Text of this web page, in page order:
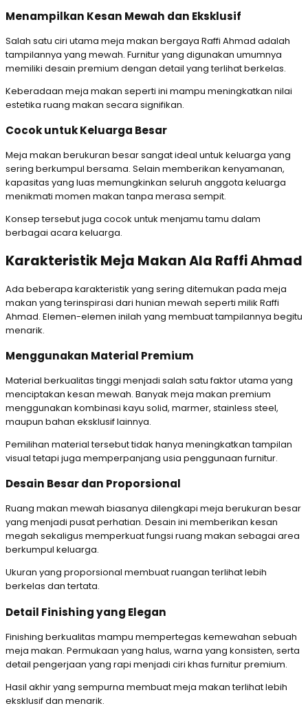
Menampilkan Kesan Mewah dan Eksklusif
Salah satu ciri utama meja makan bergaya Raffi Ahmad adalah
tampilannya yang mewah. Furnitur yang digunakan umumnya
memiliki desain premium dengan detail yang terlihat berkelas.
Keberadaan meja makan seperti ini mampu meningkatkan nilai
estetika ruang makan secara signifikan.
Cocok untuk Keluarga Besar
Meja makan berukuran besar sangat ideal untuk keluarga yang
sering berkumpul bersama. Selain memberikan kenyamanan,
kapasitas yang luas memungkinkan seluruh anggota keluarga
menikmati momen makan tanpa merasa sempit.
Konsep tersebut juga cocok untuk menjamu tamu dalam
berbagai acara keluarga.
Karakteristik Meja Makan Ala Raffi Ahmad
Ada beberapa karakteristik yang sering ditemukan pada meja
makan yang terinspirasi dari hunian mewah seperti milik Raffi
Ahmad. Elemen-elemen inilah yang membuat tampilannya begitu
menarik.
Menggunakan Material Premium
Material berkualitas tinggi menjadi salah satu faktor utama yang
menciptakan kesan mewah. Banyak meja makan premium
menggunakan kombinasi kayu solid, marmer, stainless steel,
maupun bahan eksklusif lainnya.
Pemilihan material tersebut tidak hanya meningkatkan tampilan
visual tetapi juga memperpanjang usia penggunaan furnitur.
Desain Besar dan Proporsional
Ruang makan mewah biasanya dilengkapi meja berukuran besar
yang menjadi pusat perhatian. Desain ini memberikan kesan
megah sekaligus memperkuat fungsi ruang makan sebagai area
berkumpul keluarga.
Ukuran yang proporsional membuat ruangan terlihat lebih
berkelas dan tertata.
Detail Finishing yang Elegan
Finishing berkualitas mampu mempertegas kemewahan sebuah
meja makan. Permukaan yang halus, warna yang konsisten, serta
detail pengerjaan yang rapi menjadi ciri khas furnitur premium.
Hasil akhir yang sempurna membuat meja makan terlihat lebih
eksklusif dan menarik.